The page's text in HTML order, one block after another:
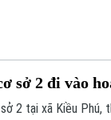
sở 2 đi vào
2 tại xã Kiều